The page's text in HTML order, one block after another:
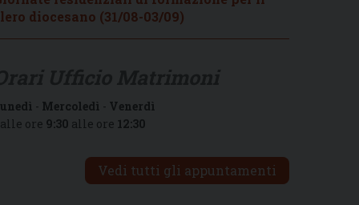
diocesano (31/08-03/09)
- Mercoledì - Venerdì
ore 9:30 alle ore 12:30
Vedi tutti gli appuntamenti